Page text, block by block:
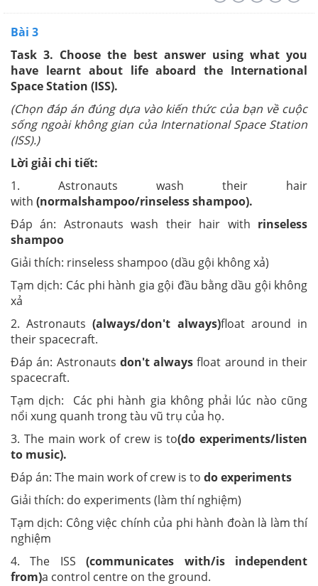
Bài 3
Task 3. Choose the best answer using what you
have learnt about life aboard the International
Space Station (ISS).
(Chọn đáp án đúng dựa vào kiến thức của bạn về cuộc
sống ngoài không gian của International Space Station
(ISS).)
Lời giải chi tiết:
1. Astronauts wash their hair
with (normalshampoo/rinseless shampoo).
Đáp án: Astronauts wash their hair with rinseless
shampoo
Giải thích: rinseless shampoo (dầu gội không xả)
Tạm dịch: Các phi hành gia gội đầu bằng dầu gội không
xả
2. Astronauts (always/don't always)float around in
their spacecraft.
Đáp án: Astronauts don't alwaysfloat around in their
spacecraft.
Tạm dịch: Các phi hành gia không phải lúc nào cũng
nổi xung quanh trong tàu vũ trụ của họ.
3. The main work of crew is to(do experiments/listen
to music).
Đáp án: The main work of crew is to do experiments
Giải thích: do experiments (làm thí nghiệm)
Tạm dịch: Công việc chính của phi hành đoàn là làm thí
nghiệm
4. The ISS(communicates with/is independent
from)a control centre on the ground.